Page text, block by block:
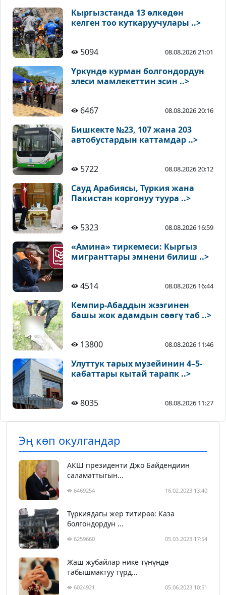
Кыргызстанда 13 өлкөдөн
келген тоо куткаруучулары ..>
5094 08.08.2026 21:01
Үркүндө курман болгондордун
элеси мамлекеттин эсин ..>
6467 08.08.2026 20:16
Бишкекте №23, 107 жана 203
автобустардын каттамдар ..>
5722 08.08.2026 20:12
Сауд Арабиясы, Түркия жана
Пакистан коргонуу туура ..>
5323 08.08.2026 16:59
«Амина» тиркемеси: Кыргыз
мигранттары эмнени билиш ..>
4514 08.08.2026 16:44
Кемпир-Абаддын жээгинен
башы жок адамдын сөөгү таб ..>
13800 08.08.2026 11:46
Улуттук тарых музейинин 4–5-
кабаттары кытай тарапк ..>
8035 08.08.2026 11:27
Эң көп окулгандар
АКШ президенти Джо Байдендиин
саламаттыгын...
6469254 16.02.2023 13:40
Түркиядагы жер титирөө: Каза
болгондордун ...
6259660 05.03.2023 17:54
Жаш жубайлар нике түнүндө
табышмактуу түрд...
6024921 05.06.2023 10:51